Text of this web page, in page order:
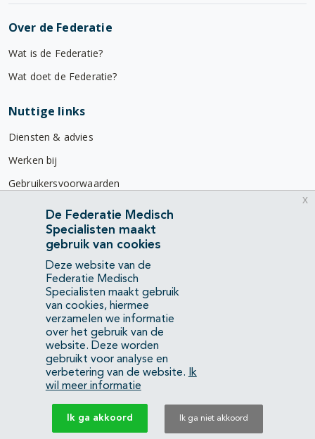
Over de Federatie
Wat is de Federatie?
Wat doet de Federatie?
Nuttige links
Diensten & advies
Werken bij
Gebruikersvoorwaarden
Privacyverklaring
Contact
Mercatorlaan 1200
3528 BL Utrecht
(088) 505 34 34
info@richtlijnendatabase.nl
YouTubeLinkedIn
KvK Federatie Medisch Specialisten:40483480
Privacyverklaring
De Federatie Medisch
Specialisten maakt
gebruik van cookies
Deze website van de
Federatie Medisch
Specialisten maakt gebruik
van cookies, hiermee
verzamelen we informatie
over het gebruik van de
website. Deze worden
gebruikt voor analyse en
verbetering van de website.
Ik
wil meer informatie
Ik ga akkoord Ik ga niet akkoord
x